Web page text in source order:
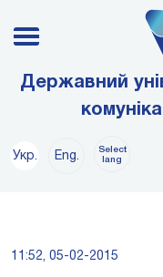
Державний
Укр. Eng.
Select
lang
11:52, 05-02-2015